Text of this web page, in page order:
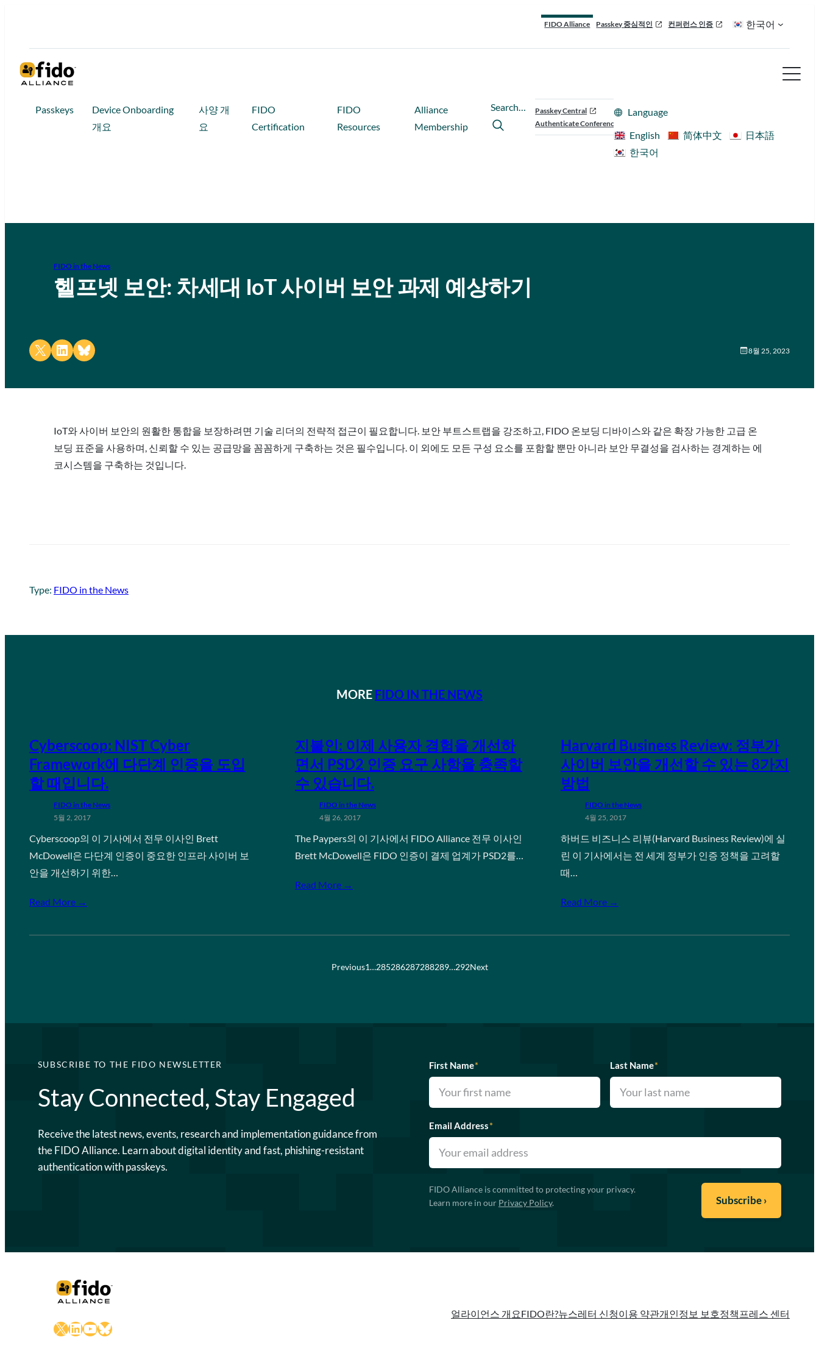
FIDO Alliance Passkey 중심적인 컨퍼런스 인증 한국어
Passkeys
Device Onboarding
개요
사양 개
요
FIDO
Certification
FIDO
Resources
Alliance
Membership
Search…
Passkey Central
Authenticate Conference
Language
English
简体中文
日本語
한국어
FIDO in the News
헬프넷 보안: 차세대 IoT 사이버 보안 과제 예상하기
Share on X Share on LinkedIn
Share on Bluesky 8월 25, 2023
IoT와 사이버 보안의 원활한 통합을 보장하려면 기술 리더의 전략적 접근이 필요합니다. 보안 부트스트랩을 강조하고, FIDO 온보딩 디바이스와 같은 확장 가능한 고급 온
보딩 표준을 사용하며, 신뢰할 수 있는 공급망을 꼼꼼하게 구축하는 것은 필수입니다. 이 외에도 모든 구성 요소를 포함할 뿐만 아니라 보안 무결성을 검사하는 경계하는 에
코시스템을 구축하는 것입니다.
Type: FIDO in the News
MORE FIDO IN THE NEWS
Cyberscoop: NIST Cyber
Framework에 다단계 인증을 도입
할 때입니다.
FIDO in the News
5월 2, 2017
Cyberscoop의 이 기사에서 전무 이사인 Brett
McDowell은 다단계 인증이 중요한 인프라 사이버 보
안을 개선하기 위한…
Read More →
지불인: 이제 사용자 경험을 개선하
면서 PSD2 인증 요구 사항을 충족할
수 있습니다.
FIDO in the News
4월 26, 2017
The Paypers의 이 기사에서 FIDO Alliance 전무 이사인
Brett McDowell은 FIDO 인증이 결제 업계가 PSD2를…
Read More →
Harvard Business Review: 정부가
사이버 보안을 개선할 수 있는 8가지
방법
FIDO in the News
4월 25, 2017
하버드 비즈니스 리뷰(Harvard Business Review)에 실
린 이 기사에서는 전 세계 정부가 인증 정책을 고려할
때…
Read More →
Previous1…285286287288289…292Next
SUBSCRIBE TO THE FIDO NEWSLETTER
Stay Connected, Stay Engaged
Receive the latest news, events, research and implementation guidance from
the FIDO Alliance. Learn about digital identity and fast, phishing-resistant
authentication with passkeys.
First Name* Last Name*
Email Address*
FIDO Alliance is committed to protecting your privacy.
Learn more in our Privacy Policy.
X LinkedIn
YouTube
Bluesky
얼라이언스 개요FIDO란?뉴스레터 신청이용 약관개인정보 보호정책 프레스 센터